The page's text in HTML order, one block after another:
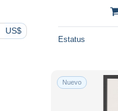
US$
Estatus
Nuevo